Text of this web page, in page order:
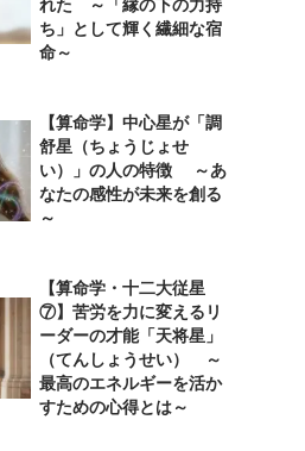
れた ～「縁の下の力持
ち」として輝く繊細な宿
命～
【算命学】中心星が「調
舒星（ちょうじょせ
い）」の人の特徴 ～あ
なたの感性が未来を創る
～
【算命学・十二大従星
⑦】苦労を力に変えるリ
ーダーの才能「天将星」
（てんしょうせい） ～
最高のエネルギーを活か
すための心得とは～